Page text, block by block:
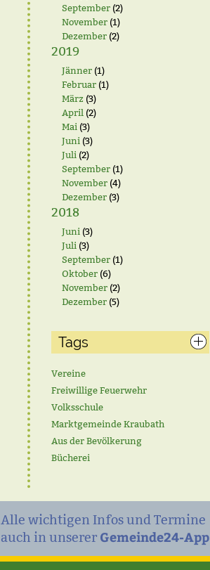
September(2)
November(1)
Dezember(2)
2019
Jänner(1)
Februar(1)
März (3)
April (2)
Mai (3)
Juni (3)
Juli (2)
September(1)
November(4)
Dezember(3)
2018
Juni (3)
Juli (3)
September(1)
Oktober(6)
November(2)
Dezember(5)
Tags
Vereine
Freiwillige Feuerwehr
Volksschule
Marktgemeinde Kraubath
Aus der Bevölkerung
Bücherei
Alle wichtigen Infos und Termine
auch in unserer Gemeinde24-App